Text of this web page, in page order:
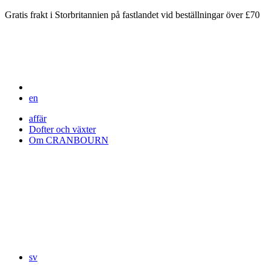
Gratis frakt i Storbritannien på fastlandet vid beställningar över £70
en
affär
Dofter och växter
Om CRANBOURN
sv